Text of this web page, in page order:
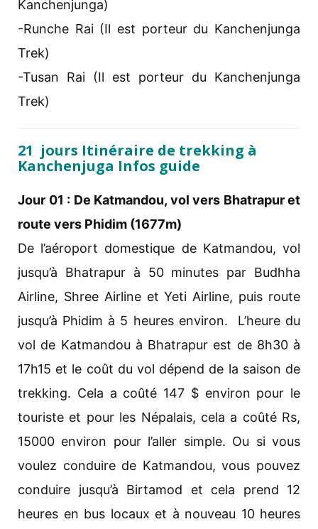
Kanchenjunga)
-Runche Rai (Il est porteur du Kanchenjunga
Trek)
-Tusan Rai (Il est porteur du Kanchenjunga
Trek)
21 jours Itinéraire de trekking à
Kanchenjuga Infos guide
Jour 01 : De Katmandou, vol vers Bhatrapur et
route vers Phidim (1677m)
De l’aéroport domestique de Katmandou, vol
jusqu’à Bhatrapur à 50 minutes par Budhha
Airline, Shree Airline et Yeti Airline, puis route
jusqu’à Phidim à 5 heures environ. L’heure du
vol de Katmandou à Bhatrapur est de 8h30 à
17h15 et le coût du vol dépend de la saison de
trekking. Cela a coûté 147 $ environ pour le
touriste et pour les Népalais, cela a coûté Rs,
15000 environ pour l’aller simple. Ou si vous
voulez conduire de Katmandou, vous pouvez
conduire jusqu’à Birtamod et cela prend 12
heures en bus locaux et à nouveau 10 heures